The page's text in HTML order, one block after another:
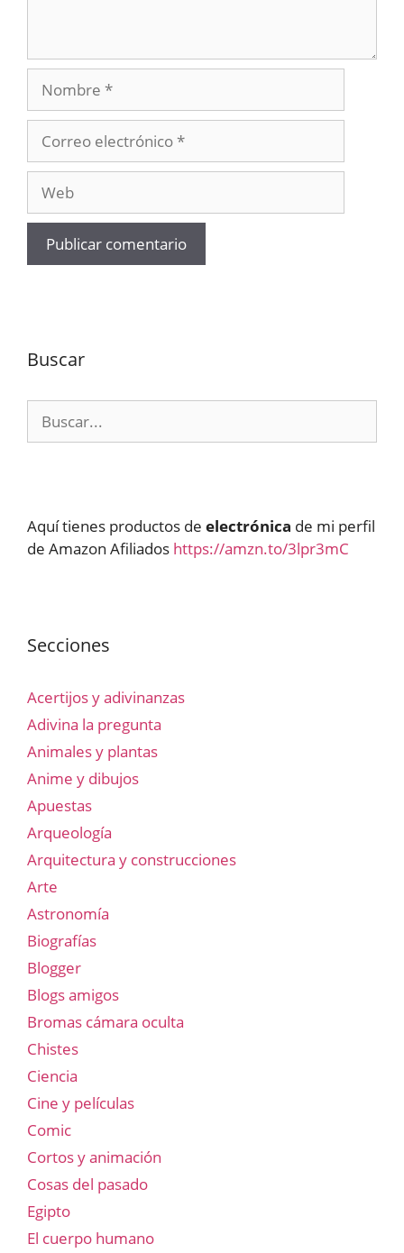
Nombre
electrónico
Buscar
Aquí tienes productos de electrónica de mi perfil
de Amazon Afiliados https://amzn.to/3lpr3mC
Secciones
Acertijos y adivinanzas
Adivina la pregunta
Animales y plantas
Anime y dibujos
Apuestas
Arqueología
Arquitectura y construcciones
Arte
Astronomía
Biografías
Blogger
Blogs amigos
Bromas cámara oculta
Chistes
Ciencia
Cine y películas
Comic
Cortos y animación
Cosas del pasado
Egipto
El cuerpo humano